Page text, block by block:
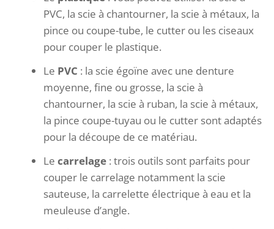
PVC, la scie à chantourner, la scie à métaux, la
pince ou coupe-tube, le cutter ou les ciseaux
pour couper le plastique.
Le PVC : la scie égoïne avec une denture
moyenne, fine ou grosse, la scie à
chantourner, la scie à ruban, la scie à métaux,
la pince coupe-tuyau ou le cutter sont adaptés
pour la découpe de ce matériau.
Le carrelage : trois outils sont parfaits pour
couper le carrelage notamment la scie
sauteuse, la carrelette électrique à eau et la
meuleuse d’angle.